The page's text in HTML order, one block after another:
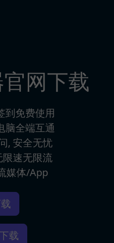
网下载
到免费使用
脑全端互通
, 安全无忧
限速无限流
媒体/App
载